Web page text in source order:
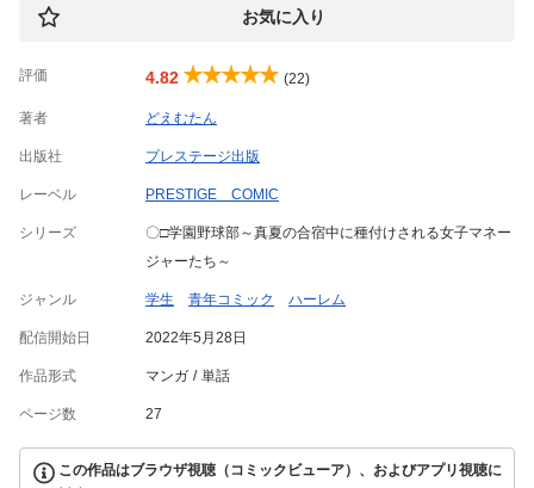
お気に入り
評価 4.82 (22)
著者 どえむたん
出版社 プレステージ出版
レーベル PRESTIGE COMIC
シリーズ
〇□学園野球部～真夏の合宿中に種付けされる女子マネー
ジャーたち～
ジャンル 学生 青年コミック ハーレム
配信開始日 2022年5月28日
作品形式 マンガ 単話
ページ数 27
この作品はブラウザ視聴（コミックビューア）、およびアプリ視聴に